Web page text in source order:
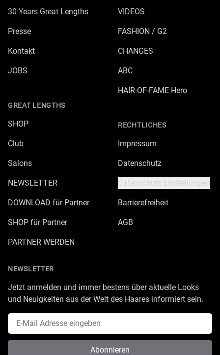
30 Years Great Lengths
Presse
Kontakt
JOBS
GREAT LENGTHS
SHOP
Club
Salons
NEWSLETTER
DOWNLOAD für Partner
SHOP für Partner
PARTNER WERDEN
VIDEOS
FASHION / G2
CHANGES
ABC
HAIR-OF-FAME Hero
RECHTLICHES
Impressum
Datenschutz
Datenschutz Einstellungen
Barrierefreiheit
AGB
NEWSLETTER
Jetzt anmelden und immer bestens über aktuelle Looks
und Neuigkeiten aus der Welt des Haares informiert sein.
E-Mail Adresse
Abonnieren